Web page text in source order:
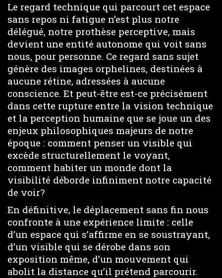
Le regard technique qui parcourt cet espace
sans repos ni fatigue n’est plus notre
délégué, notre prothèse perceptive, mais
devient une entité autonome qui voit sans
nous, pour personne. Ce regard sans sujet
génère des images orphelines, destinées à
aucune rétine, adressées à aucune
conscience. Et peut-être est-ce précisément
dans cette rupture entre la vision technique
et la perception humaine que se joue un des
enjeux philosophiques majeurs de notre
époque : comment penser un visible qui
excède structurellement le voyant,
comment habiter un monde dont la
visibilité déborde infiniment notre capacité
de voir?
En définitive, le déplacement sans fin nous
confronte à une expérience limite : celle
d’un espace qui s’affirme en se soustrayant,
d’un visible qui se dérobe dans son
exposition même, d’un mouvement qui
abolit la distance qu’il prétend parcourir.